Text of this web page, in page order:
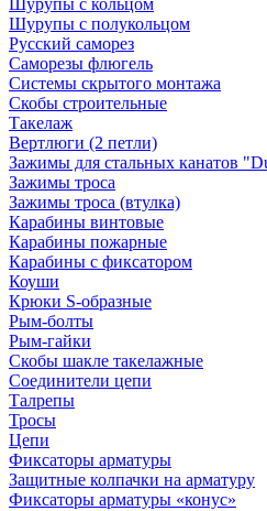
Шурупы с кольцом
Шурупы с полукольцом
Русский саморез
Саморезы флюгель
Системы скрытого монтажа
Скобы строительные
Такелаж
Вертлюги (2 петли)
Зажимы для стальных канатов
Зажимы троса
Зажимы троса (втулка)
Карабины винтовые
Карабины пожарные
Карабины с фиксатором
Коуши
Крюки S-образные
Рым-болты
Рым-гайки
Скобы шакле такелажные
Соединители цепи
Талрепы
Тросы
Цепи
Фиксаторы арматуры
Защитные колпачки на арматуру
Фиксаторы арматуры «конус»